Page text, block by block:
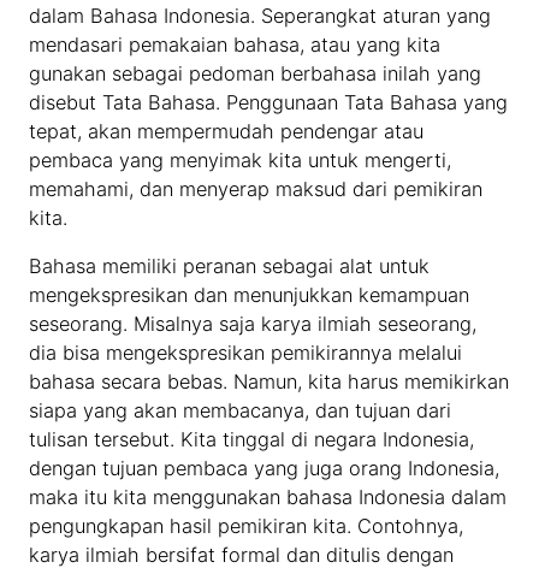
dalam Bahasa Indonesia. Seperangkat aturan yang
mendasari pemakaian bahasa, atau yang kita
gunakan sebagai pedoman berbahasa inilah yang
disebut Tata Bahasa. Penggunaan Tata Bahasa yang
tepat, akan mempermudah pendengar atau
pembaca yang menyimak kita untuk mengerti,
memahami, dan menyerap maksud dari pemikiran
kita.
Bahasa memiliki peranan sebagai alat untuk
mengekspresikan dan menunjukkan kemampuan
seseorang. Misalnya saja karya ilmiah seseorang,
dia bisa mengekspresikan pemikirannya melalui
bahasa secara bebas. Namun, kita harus memikirkan
siapa yang akan membacanya, dan tujuan dari
tulisan tersebut. Kita tinggal di negara Indonesia,
dengan tujuan pembaca yang juga orang Indonesia,
maka itu kita menggunakan bahasa Indonesia dalam
pengungkapan hasil pemikiran kita. Contohnya,
karya ilmiah bersifat formal dan ditulis dengan